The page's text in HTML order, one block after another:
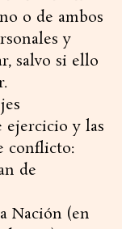
o de ambos
y
salvo si ello
ejercicio y las
conflicto:
de
Nación (en